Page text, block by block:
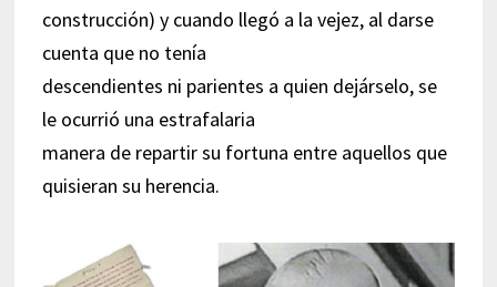
construcción) y cuando llegó a la vejez, al darse
cuenta que no tenía
descendientes ni parientes a quien dejárselo, se
le ocurrió una estrafalaria
manera de repartir su fortuna entre aquellos que
quisieran su herencia.